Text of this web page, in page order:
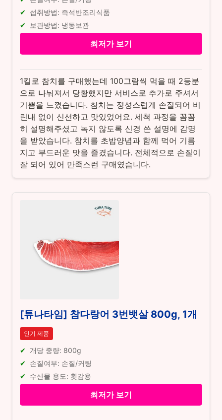
섭취방법: 즉석반조리식품
보관방법: 냉동보관
최저가 보기
1킬로 참치를 구매했는데 100그람씩 먹을 때 2등분
으로 나눠져서 당황했지만 서비스로 추가로 주셔서
기쁨을 느꼈습니다. 참치는 정성스럽게 손질되어 비
린내 없이 신선하고 맛있었어요. 세척 과정을 꼼꼼
히 설명해주셨고 녹지 않도록 신경 쓴 설명에 감명
을 받았습니다. 참치를 초밥양념과 함께 먹어 기름
지고 부드러운 맛을 즐겼습니다. 전체적으로 손질이
잘 되어 있어 만족스런 구매였습니다.
[튜나타임] 참다랑어 3번뱃살 800g, 1개
인기 제품
개당 중량: 800g
손질여부: 손질/커팅
수산물 용도: 횟감용
최저가 보기